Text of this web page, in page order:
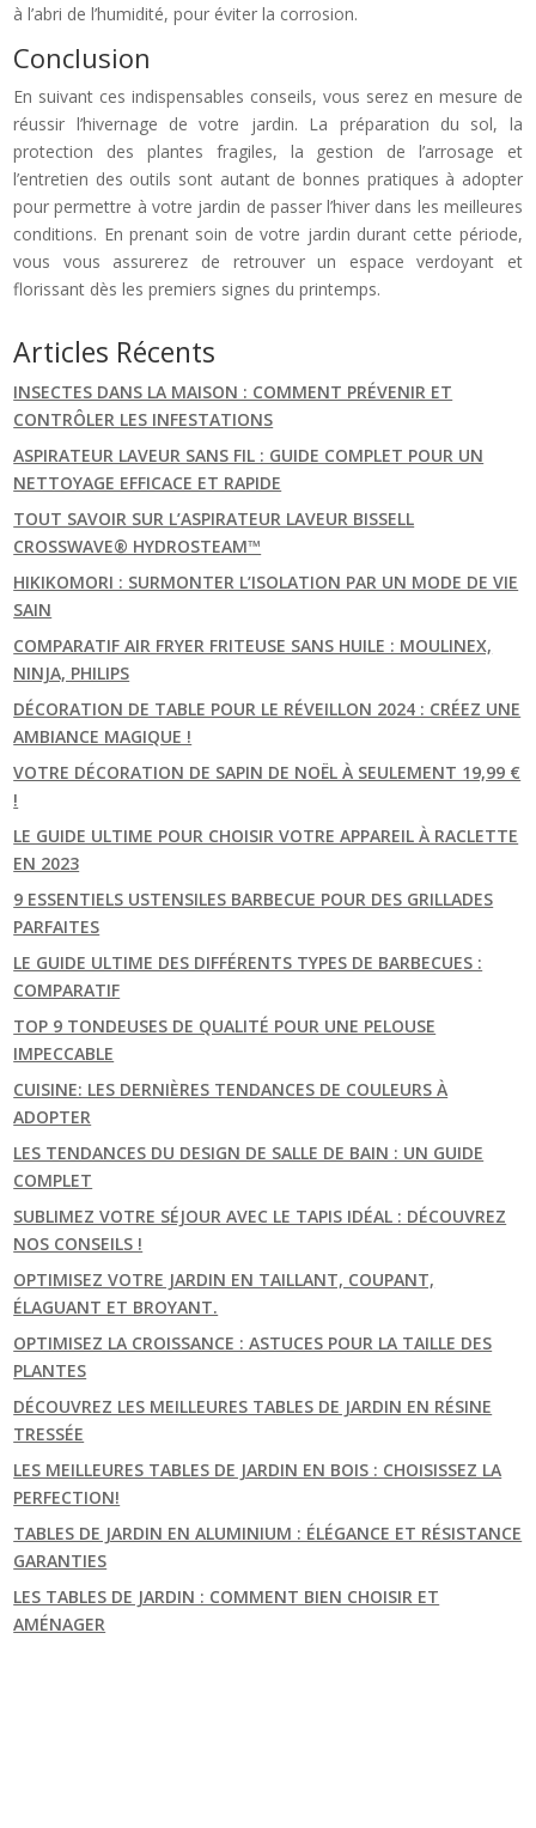
à l’abri de l’humidité, pour éviter la corrosion.
Conclusion
En suivant ces indispensables conseils, vous serez en mesure de
réussir l’hivernage de votre jardin. La préparation du sol, la
protection des plantes fragiles, la gestion de l’arrosage et
l’entretien des outils sont autant de bonnes pratiques à adopter
pour permettre à votre jardin de passer l’hiver dans les meilleures
conditions. En prenant soin de votre jardin durant cette période,
vous vous assurerez de retrouver un espace verdoyant et
florissant dès les premiers signes du printemps.
Articles Récents
INSECTES DANS LA MAISON : COMMENT PRÉVENIR ET
CONTRÔLER LES INFESTATIONS
ASPIRATEUR LAVEUR SANS FIL : GUIDE COMPLET POUR UN
NETTOYAGE EFFICACE ET RAPIDE
TOUT SAVOIR SUR L’ASPIRATEUR LAVEUR BISSELL
CROSSWAVE® HYDROSTEAM™
HIKIKOMORI : SURMONTER L’ISOLATION PAR UN MODE DE VIE
SAIN
COMPARATIF AIR FRYER FRITEUSE SANS HUILE : MOULINEX,
NINJA, PHILIPS
DÉCORATION DE TABLE POUR LE RÉVEILLON 2024 : CRÉEZ UNE
AMBIANCE MAGIQUE !
VOTRE DÉCORATION DE SAPIN DE NOËL À SEULEMENT 19,99 €
!
LE GUIDE ULTIME POUR CHOISIR VOTRE APPAREIL À RACLETTE
EN 2023
9 ESSENTIELS USTENSILES BARBECUE POUR DES GRILLADES
PARFAITES
LE GUIDE ULTIME DES DIFFÉRENTS TYPES DE BARBECUES :
COMPARATIF
TOP 9 TONDEUSES DE QUALITÉ POUR UNE PELOUSE
IMPECCABLE
CUISINE: LES DERNIÈRES TENDANCES DE COULEURS À
ADOPTER
LES TENDANCES DU DESIGN DE SALLE DE BAIN : UN GUIDE
COMPLET
SUBLIMEZ VOTRE SÉJOUR AVEC LE TAPIS IDÉAL : DÉCOUVREZ
NOS CONSEILS !
OPTIMISEZ VOTRE JARDIN EN TAILLANT, COUPANT,
ÉLAGUANT ET BROYANT.
OPTIMISEZ LA CROISSANCE : ASTUCES POUR LA TAILLE DES
PLANTES
DÉCOUVREZ LES MEILLEURES TABLES DE JARDIN EN RÉSINE
TRESSÉE
LES MEILLEURES TABLES DE JARDIN EN BOIS : CHOISISSEZ LA
PERFECTION!
TABLES DE JARDIN EN ALUMINIUM : ÉLÉGANCE ET RÉSISTANCE
GARANTIES
LES TABLES DE JARDIN : COMMENT BIEN CHOISIR ET
AMÉNAGER